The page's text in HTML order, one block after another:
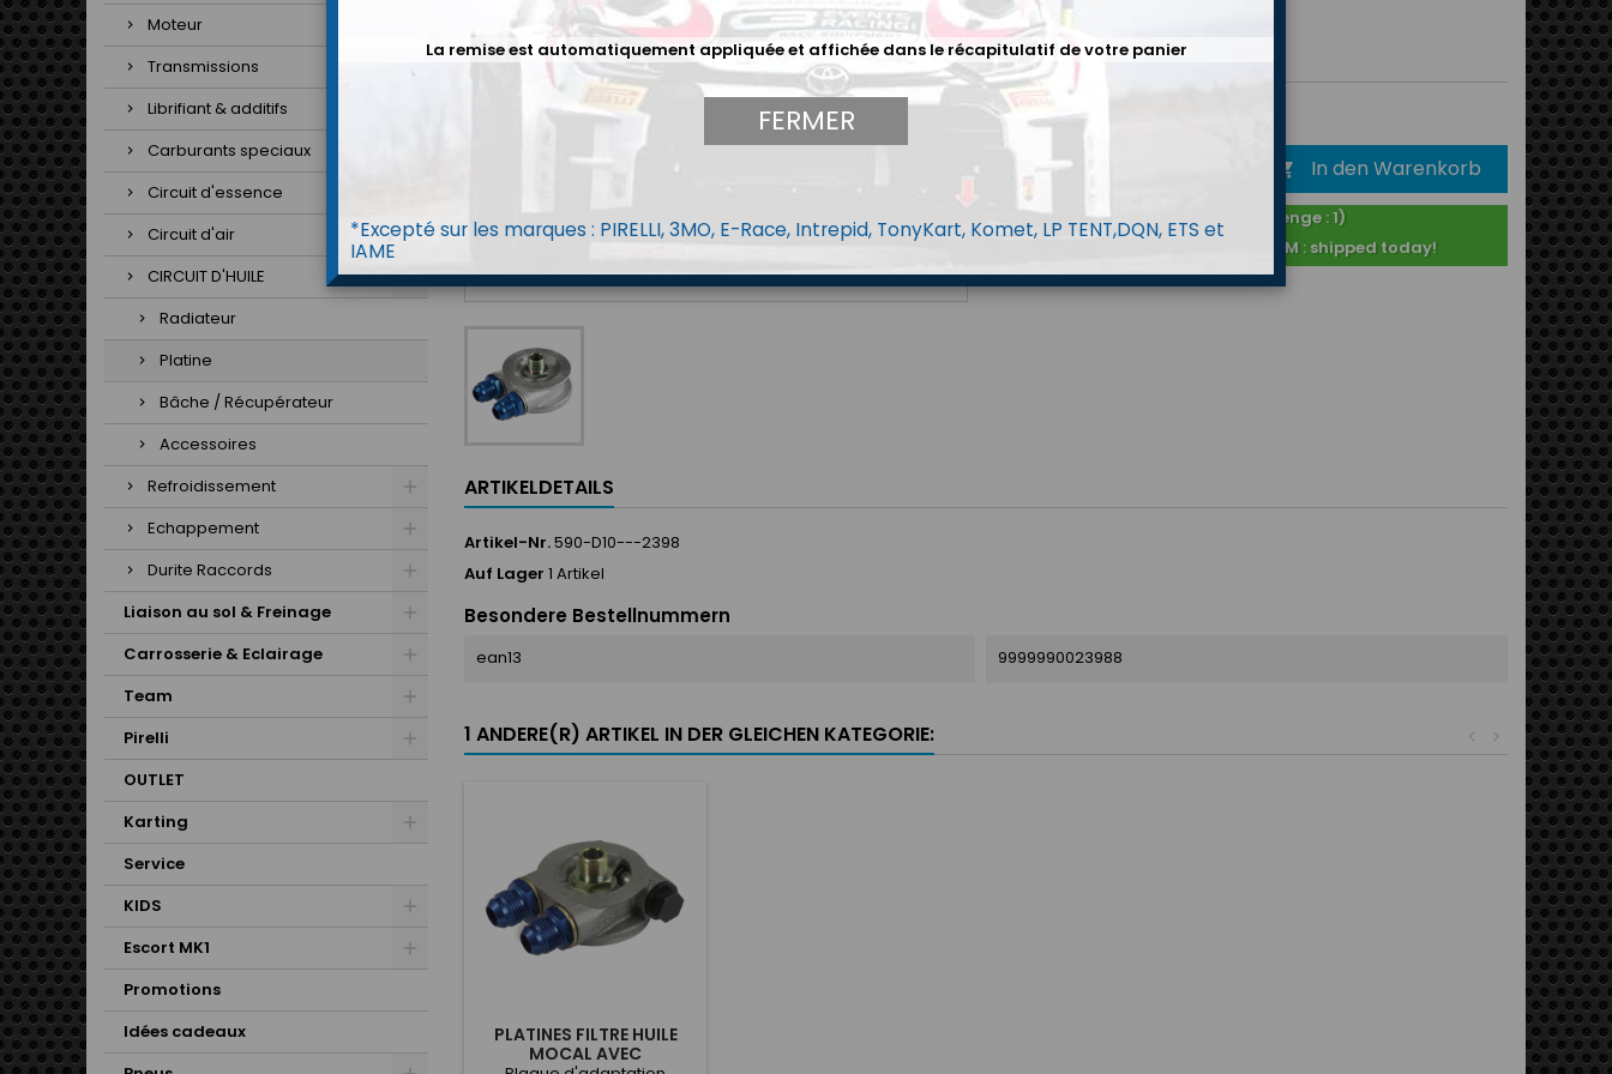
Moteur
Transmissions
Librifiant & additifs
Carburants speciaux
Circuit d'essence
Circuit d'air
CIRCUIT D'HUILE
Radiateur
Platine
Bâche / Récupérateur
Accessoires
Refroidissement
Echappement
Durite Raccords
Liaison au sol & Freinage
Carrosserie & Eclairage
Team
Pirelli
OUTLET
Karting
Service
KIDS
Escort MK1
Promotions
Idées cadeaux
69,58 €
Menge  In den Warenkorb
Auf Lager ! (Menge : 1)
Purchased before 2PM : shipped today!
ARTIKELDETAILS
Artikel-Nr.590-D10---2398
Auf Lager 1 Artikel
Besondere Bestellnummern
ean13 9999990023988
1 ANDERE(R) ARTIKEL IN DER GLEICHEN KATEGORIE: >
<
PLATINES FILTRE HUILE
MOCAL AVEC
La remise est automatiquement appliquée et affichée dans le récapitulatif de votre panier
FERMER
*Excepté sur les marques : PIRELLI, 3MO, E-Race, Intrepid, TonyKart, Komet, LP TENT,DQN, ETS et
IAME